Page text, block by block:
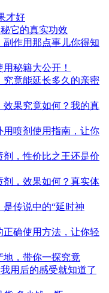
才好
它的真实功效
作用那点事儿你得知
秘籍大公开！
竟能延长多久的亲密
效果究竟如何？我的真
喷剂使用指南，让你
，性价比之王还是价
剂，效果如何？真实体
传说中的“延时神
确使用方法，让你轻
，带你一探究竟
用后的感受就知道了